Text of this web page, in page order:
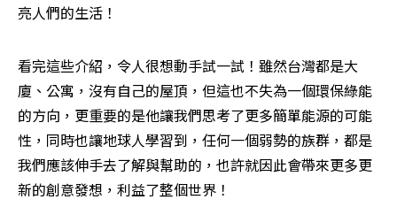
亮人們的生活！
看完這些介紹，令人很想動手試一試！雖然台灣都是大
廈、公寓，沒有自己的屋頂，但這也不失為一個環保綠能
的方向，更重要的是他讓我們思考了更多簡單能源的可能
性，同時也讓地球人學習到，任何一個弱勢的族群，都是
我們應該伸手去了解與幫助的，也許就因此會帶來更多更
新的創意發想，利益了整個世界！